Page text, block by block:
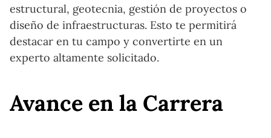
estructural, geotecnia, gestión de proyectos o
diseño de infraestructuras. Esto te permitirá
destacar en tu campo y convertirte en un
experto altamente solicitado.
Avance en la Carrera